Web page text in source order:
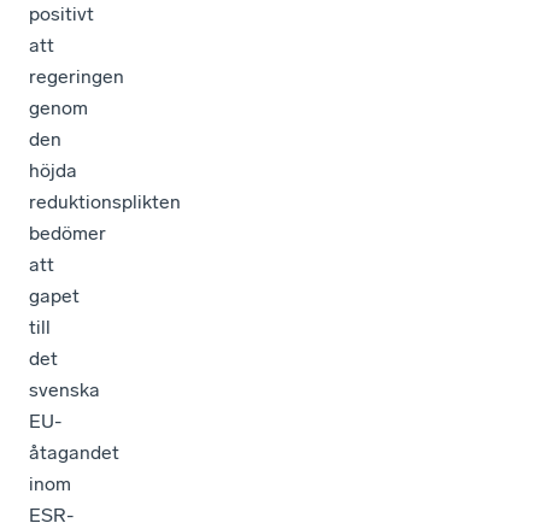
positivt
att
regeringen
genom
den
höjda
reduktionsplikten
bedömer
att
gapet
till
det
svenska
EU-
åtagandet
inom
ESR-